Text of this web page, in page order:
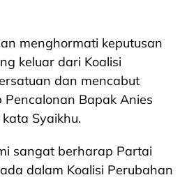
menghormati keputusan
keluar dari Koalisi
dan mencabut
Bapak Anies
Syaikhu.
sangat berharap Partai
dalam Koalisi Perubahan